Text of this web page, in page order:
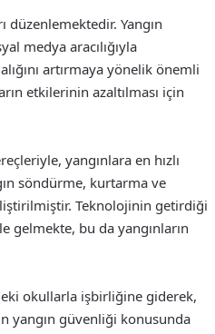
Yangın
medya aracılığıyla
artırmaya yönelik önemli
etkilerinin azaltılması için
yangınlara en hızlı
söndürme, kurtarma ve
Teknolojinin getirdiği
gelmekte, bu da yangınların
okullarla işbirliğine giderek,
yangın güvenliği konusunda